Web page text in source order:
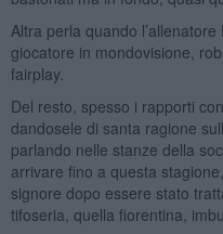
Altra perla quando
giocatore in mondovisione,
fairplay.
Del resto, spesso i rapporti
dandosele di santa ragione
parlando nelle stanze della
arrivare fino a questa
signore dopo essere stato
tifoseria, quella fiorentina,